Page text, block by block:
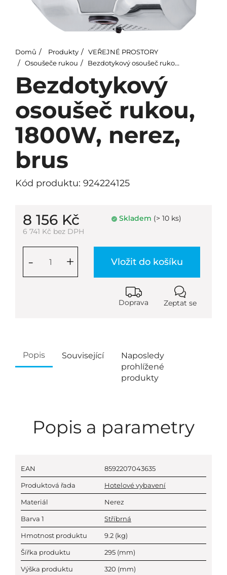
Domů Produkty
VEŘEJNÉ PROSTORY
Osoušeče rukou
Bezdotykový osoušeč rukou, 1800W, nerez, brus
Bezdotykový
osoušeč rukou,
1800W, nerez,
brus
Kód produktu: 924224125
8 156 Kč
6 741 Kč bez DPH
Skladem (> 10 ks)
+
- Vložit do košíku
Doprava Zeptat se
Popis Související
Naposledy
prohlížené
produkty
Popis a parametry
EAN 8592207043635
Produktová řada Hotelové vybavení
Materiál Nerez
Barva 1 Stříbrná
Hmotnost produktu 9.2 (kg)
Šířka produktu 295 (mm)
Výška produktu 320 (mm)